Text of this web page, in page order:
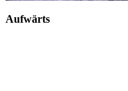
Aufwärts